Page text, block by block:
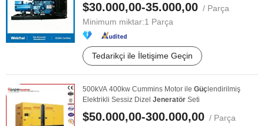
$30.000,00-35.000,00 / Parça
Minimum miktar:1 Parça
Tedarikçi ile İletişime Geçin
500kVA 400kw Cummins Motor ile Güç lendirilmiş
Elektrikli Sessiz Dizel Jeneratör Seti
$50.000,00-300.000,00 / Parça